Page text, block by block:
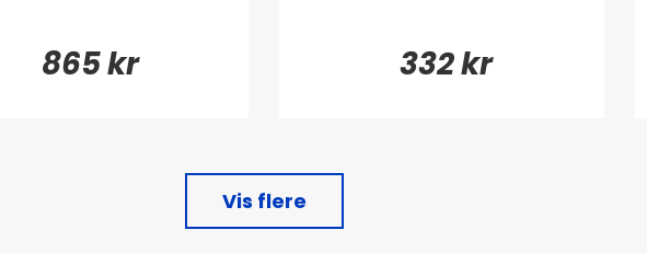
865 kr 332 kr
Vis flere